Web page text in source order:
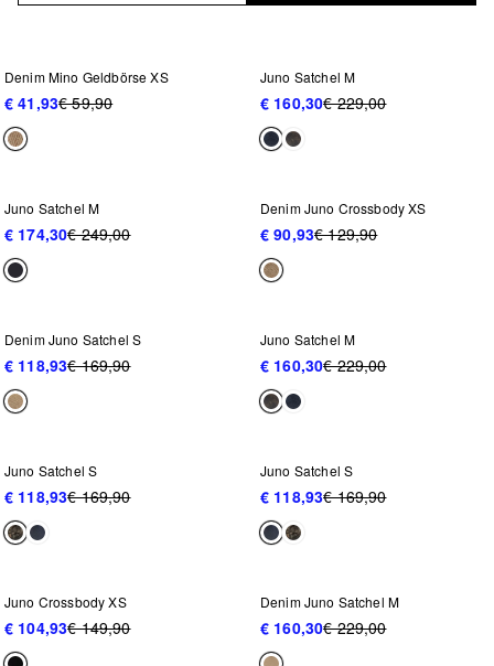
Denim Mino Geldbörse XS
€ 41,93€ 59,90
Juno Satchel M
€ 160,30€ 229,00
NEU IM SALE
Juno Satchel M
€ 174,30€ 249,00
NEU IM SALE
Denim Juno Crossbody XS
€ 90,93€ 129,90
NEU IM SALE
Denim Juno Satchel S
€ 118,93€ 169,90
NEU IM SALE
Juno Satchel M
€ 160,30€ 229,00
NEU IM SALE
Juno Satchel S
€ 118,93€ 169,90
NEU IM SALE
Juno Satchel S
€ 118,93€ 169,90
NEU IM SALE
Juno Crossbody XS
€ 104,93€ 149,90
NEU IM SALE
Denim Juno Satchel M
€ 160,30€ 229,00